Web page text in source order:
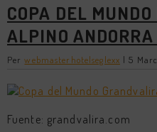
COPA DEL
ALPINO
Perwebmasterhotelseglexx |5
Fuente: grandvalira.com